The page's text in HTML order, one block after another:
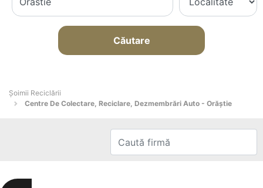
Căutare
Șoimii Reciclării
Centre De Colectare, Reciclare, Dezmembrări Auto - Orăştie